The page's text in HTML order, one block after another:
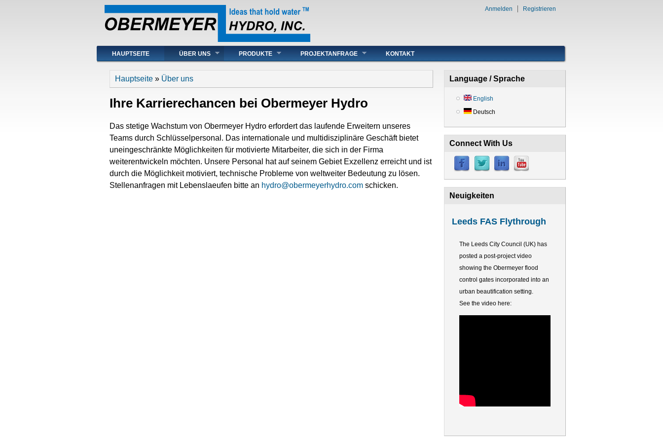
Anmelden Registrieren
Hauptmenü
HAUPTSEITE ÜBER UNS PRODUKTE PROJEKTANFRAGE KONTAKT
Sie sind hier
Hauptseite » Über uns
Ihre Karrierechancen bei Obermeyer Hydro
Das stetige Wachstum von Obermeyer Hydro erfordert das laufende Erweitern unseres
Teams durch Schlüsselpersonal. Das internationale und multidisziplinäre Geschäft bietet
uneingeschränkte Möglichkeiten für motivierte Mitarbeiter, die sich in der Firma
weiterentwickeln möchten. Unsere Personal hat auf seinem Gebiet Exzellenz erreicht und ist
durch die Möglichkeit motiviert, technische Probleme von weltweiter Bedeutung zu lösen.
Stellenanfragen mit Lebenslaeufen bitte an hydro@obermeyerhydro.com schicken.
Language / Sprache
English
Deutsch
Connect With Us
Neuigkeiten
Leeds FAS Flythrough
The Leeds City Council (UK) has
posted a post-project video
showing the Obermeyer flood
control gates incorporated into an
urban beautification setting.
See the video here: